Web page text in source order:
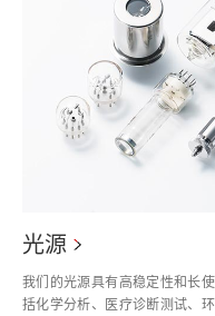
光源
我们的光源具有高稳定性和长
括化学分析、医疗诊断测试、